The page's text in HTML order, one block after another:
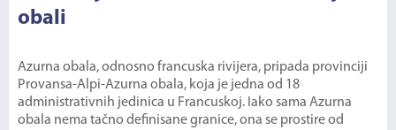
obali
Azurna obala, odnosno francuska rivijera, pripada provinciji
Provansa-Alpi-Azurna obala, koja je jedna od 18
administrativnih jedinica u Francuskoj. Iako sama Azurna
obala nema tačno definisane granice, ona se prostire od